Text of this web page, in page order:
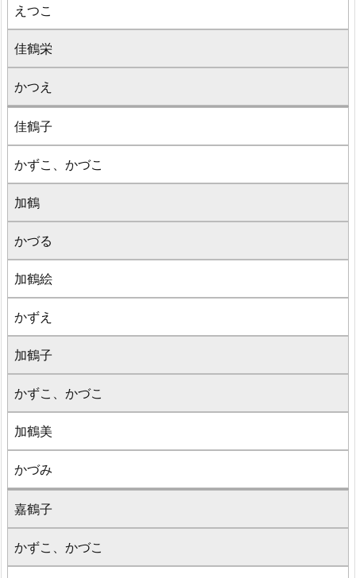
えつこ
佳鶴栄
かつえ
佳鶴子
かずこ、かづこ
加鶴
かづる
加鶴絵
かずえ
加鶴子
かずこ、かづこ
加鶴美
かづみ
嘉鶴子
かずこ、かづこ